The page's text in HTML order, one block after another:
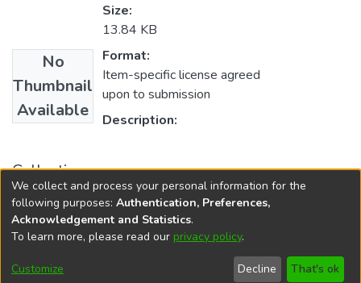
No
Thumbnail
Available
Size:
13.84 KB
Format:
Item-specific license agreed
upon to submission
Description:
Collections
Artículos
DSpace softwarecopyright © 2002-2026
Cookie
End User
Send
We collect and process your personal information for the
following purposes: Authentication, Preferences,
Acknowledgement and Statistics.
To learn more, please read our privacy policy.
Customize Decline That's ok